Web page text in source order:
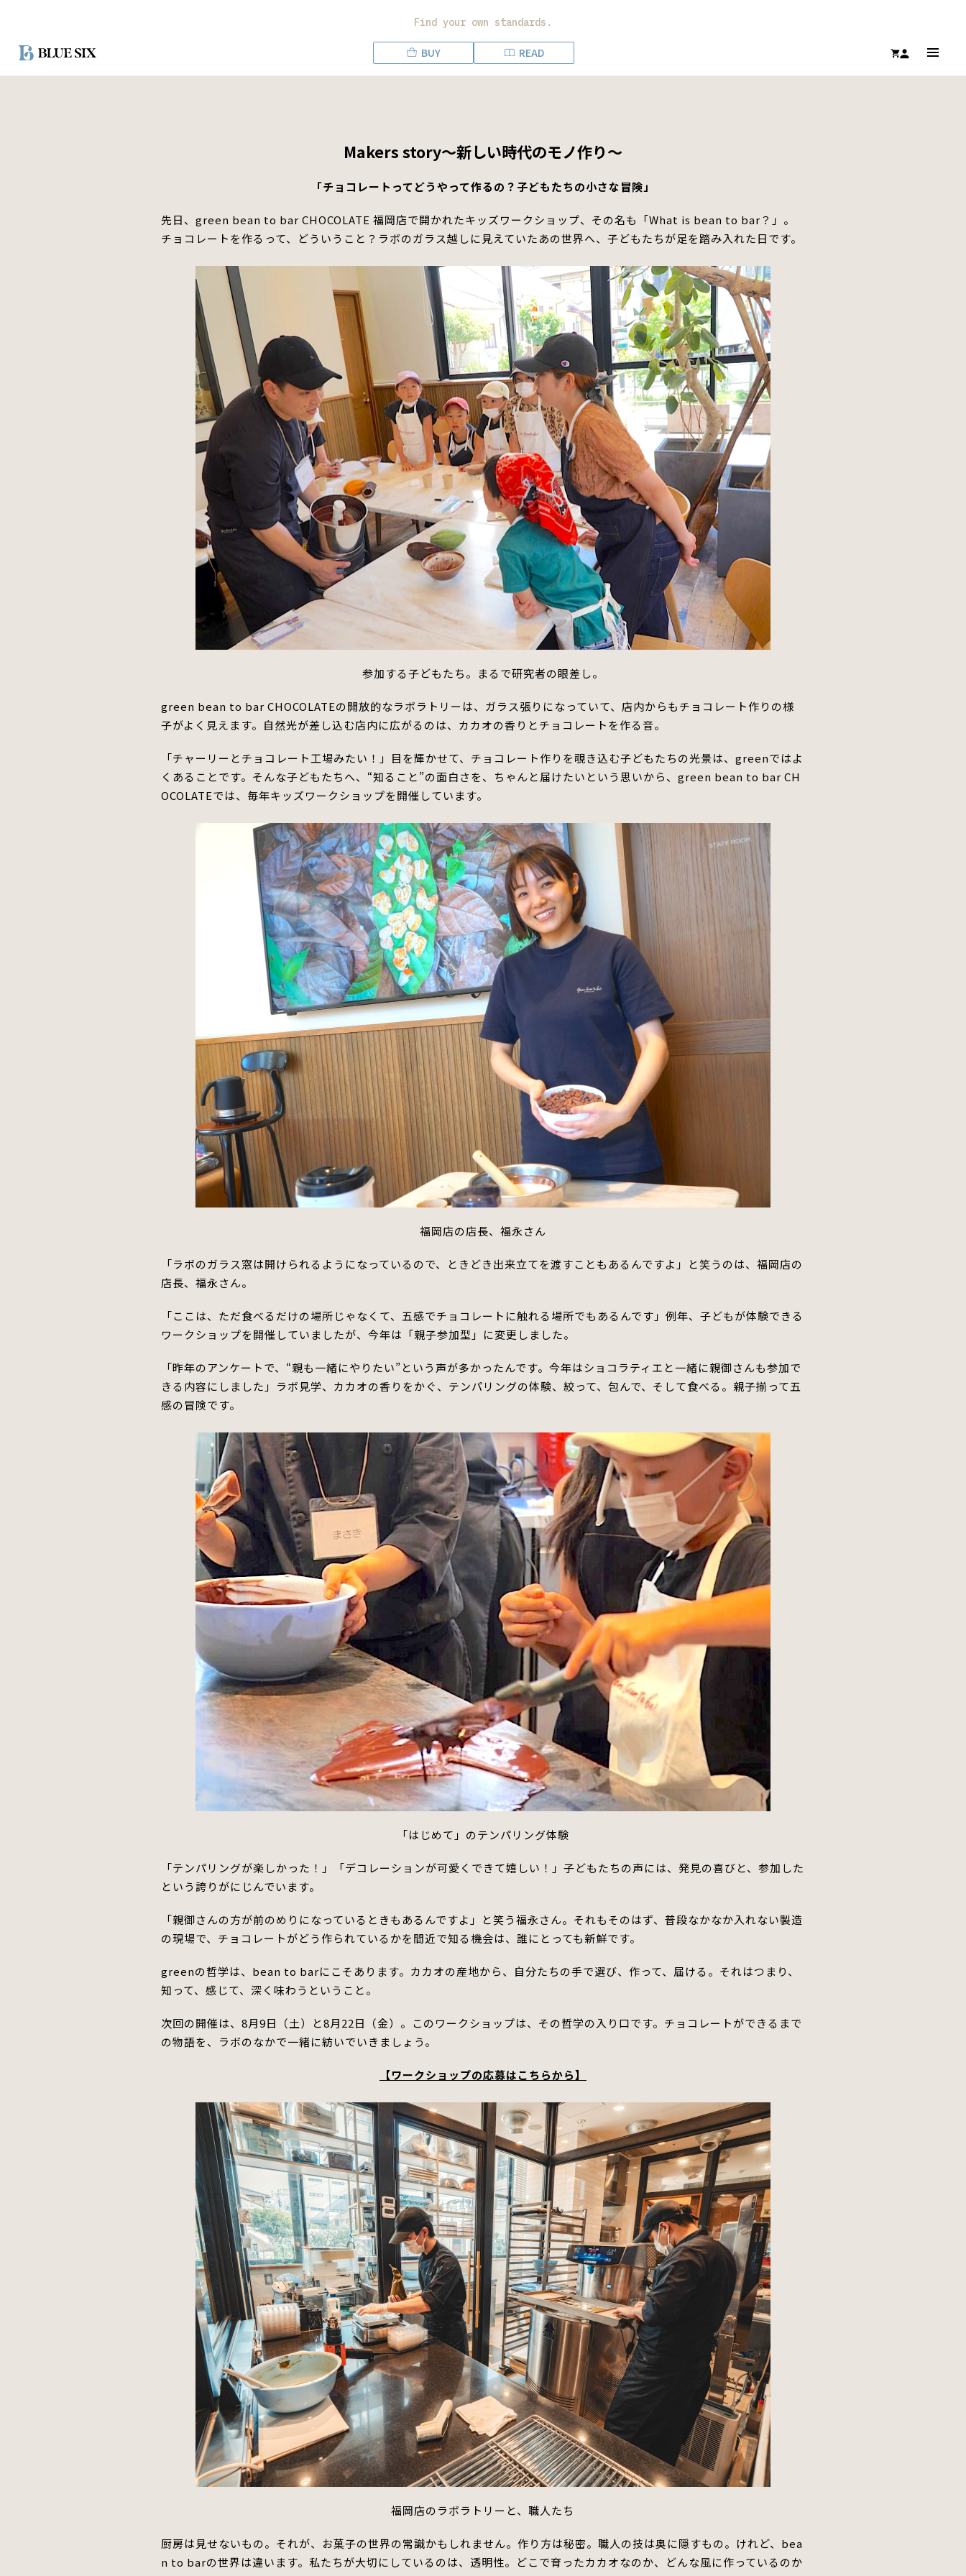
Find your own standards.
BUY READ
Makers story〜新しい時代のモノ作り〜
「チョコレートってどうやって作るの？子どもたちの小さな冒険」
先日、green bean to bar CHOCOLATE 福岡店で開かれたキッズワークショップ、その名も「What is bean to bar？」。
チョコレートを作るって、どういうこと？ ラボのガラス越しに見えていたあの世界へ、子どもたちが足を踏み入れた日です。
参加する子どもたち。まるで研究者の眼差し。
green bean to bar CHOCOLATEの開放的なラボラトリーは、ガラス張りになっていて、店内からもチョコレート作りの様
子がよく 見えます。 自然光が差し込む店内に広がるのは、カカオの香りとチョコレートを作る音。
「チャーリーとチョコレート工場みたい！」 目を輝かせて、チョコレート作りを覗き込む子どもたちの光景は、greenではよ
くあることです。 そんな子どもたちへ、“知ること”の面白さを、ちゃんと届けたいという思いから、green bean to bar CH
OCOLATEでは、毎年キッズワークショップを開催しています。
福岡店の店長、福永さん
「ラボのガラス窓は開けられるようになっているので、ときどき出来立てを渡すこともあるんですよ」と笑うのは、福岡店の
店長、福永さん。
「ここは、ただ食べるだけの場所じゃなくて、五感でチョコレートに触れる場所でもあるんです」例年、子どもが体験できる
ワークショップを開催していましたが、今年は「親子参加型」に変更しました。
「昨年のアンケートで、“親も一緒にやりたい”という声が多かったんです。今年はショコラティエと一緒に親御さんも参加で
きる内容にしました」 ラボ見学、カカオの香りをかぐ、テンパリングの体験、絞って、包んで、そして食べる。親子揃って五
感の冒険です。
「はじめて」のテンパリング体験
「テンパリングが楽しかった！」 「デコレーションが可愛くできて嬉しい！」子どもたちの声には、発見の喜びと、参加した
という誇りがにじんでいます。
「親御さんの方が前のめりになっているときもあるんですよ」と笑う福永さん。 それもそのはず、普段なかなか入れない製造
の現場で、チョコレートがどう作られているかを間近で知る機会は、誰にとっても新鮮です。
greenの哲学は、bean to barにこそあります。 カカオの産地から、自分たちの手で選び、作って、届ける。 それはつまり、
知って、感じて、深く味わうということ。
次回の開催は、8月9日（土）と8月22日（金）。このワークショップは、その哲学の入り口です。 チョコレートができるまで
の物語を、ラボのなかで一緒に紡いでいきましょう。
【ワークショップの応募はこちらから】
福岡店のラボラトリーと、職人たち
厨房は見せないもの。それが、お菓子の世界の常識かもしれません。作り方は秘密。職人の技は奥に隠すもの。 けれど、bea
n to barの世界は違います。私たちが大切にしているのは、透明性。どこで育ったカカオなのか、どんな風に作っているのか